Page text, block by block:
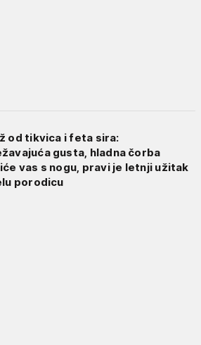
od tikvica i feta sira:
gusta, hladna čorba
vas s nogu, pravi je letnji užitak
porodicu